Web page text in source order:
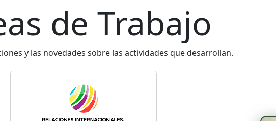
de Trabajo
y las novedades sobre las actividades que desarrollan.